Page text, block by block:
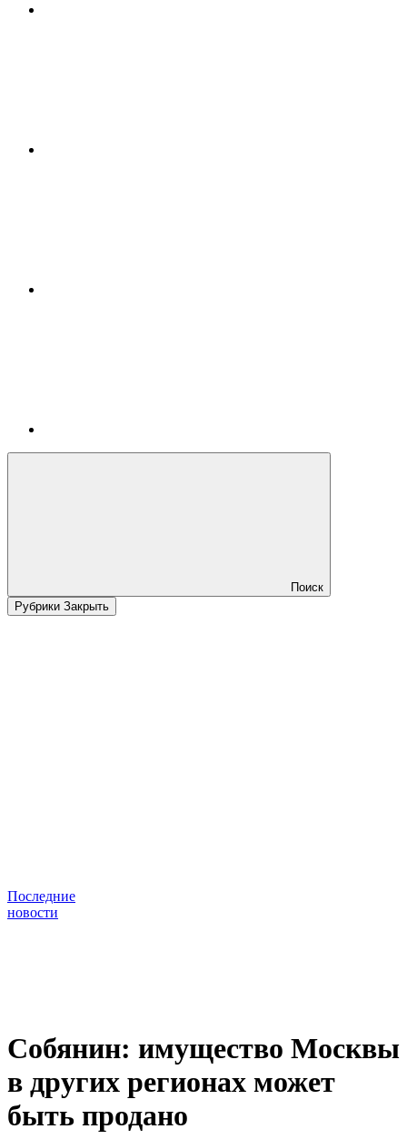
Поиск
Рубрики Закрыть
Последние
новости
Собянин: имущество Москвы
в других регионах может
быть продано